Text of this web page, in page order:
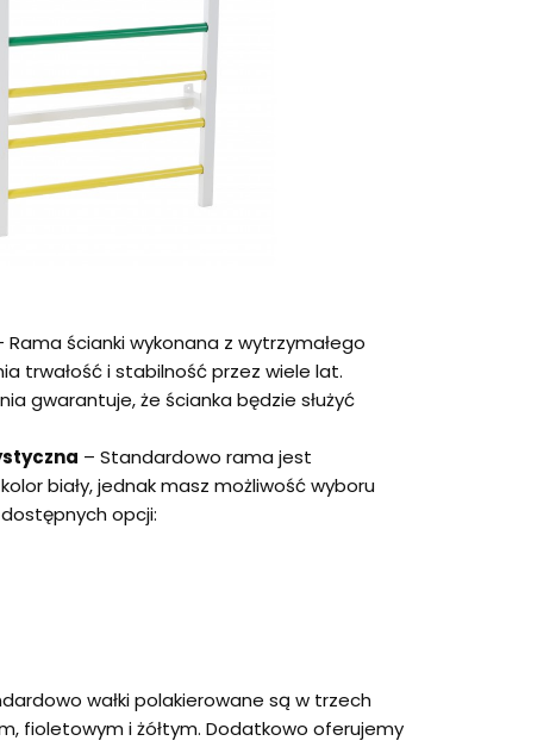
Rama ścianki wykonana z wytrzymałego
trwałość i stabilność przez wiele lat.
gwarantuje, że ścianka będzie służyć
– Standardowo rama jest
biały, jednak masz możliwość wyboru
opcji:
wałki polakierowane są w trzech
fioletowym i żółtym. Dodatkowo oferujemy